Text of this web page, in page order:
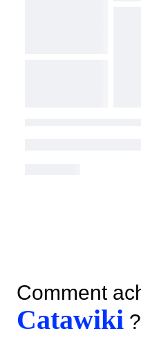
Comment
Catawiki ?